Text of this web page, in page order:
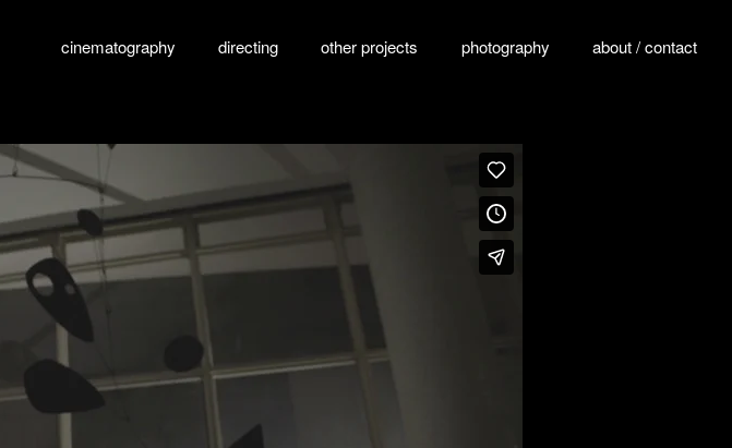
cinematography directing other projects photography about / contact